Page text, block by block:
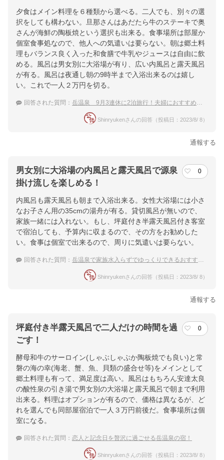
夕食はメイン料理を６種類から選べる。二人でも、別々の選
択をしても構わない。旦那さんはあだたら牛のステーキで奥
さんが海鮮の陶板焼という選択も出来る。食事場所は部屋か
個室食事処なので、他人への気遣いは要らない。朝は郷土料
理もバランス良く入った和食膳で牛乳やジュースは自由に飲
める。風呂は男女別に大浴場が有り、広い内風呂と露天風呂
が有る。風呂は夜通し朝の9時半まで入浴出来るのは嬉し
い。これで一人２万円を切る。
回答された質問： 岳温泉 9月3連休に2泊旅行！夫婦におすすめの落ち着いた温泉宿
Shinryukenさんの回答（投稿日：2023/8/ 8）
通報する
男女別に大浴場の内風呂と露天風呂で源泉
掛け流しを楽しめる！
0
内風呂も露天風呂も朝まで入浴出来る。女性大浴場には小さ
なお子さん用の35cmの湯舟が有る。貸切風呂が無いので、
家族一緒には入れない。もし、坪庭付き半露天風呂付き客室
で宿泊しても、予算内に収まるので、その方をお勧めした
い。食事は個室で出来るので、周りに気遣いは要らない。
回答された質問： 岳温泉で家族水入らずでゆっくりできるおすすめの宿
Shinryukenさんの回答（投稿日：2023/8/ 8）
通報する
坪庭付き半露天風呂で二人だけの時間を過
ごす！
0
酵母和牛のサーロイン(しゃぶしゃぶか陶板焼でも良い)と常
磐の海の幸(海老、蟹、魚、貝類の盛合せ等)をメインとして
郷土料理も有って、満足度は高い。風呂はもちろん安達太良
の酸性泉の引き湯で男女別の大浴場と露天風呂で朝まで利用
出来る。料理はオプションが有るので、価格は異なるが、ど
れを選んでも同部屋宿泊で一人３万円前後だ。食事場所は個
室になる。
回答された質問： 恋人と記念日を贅沢に過ごせる岳温泉の宿！
Shinryukenさんの回答（投稿日：2023/8/ 8）